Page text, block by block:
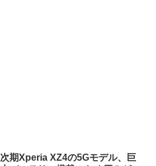
次期Xperia XZ4の5Gモデル、巨